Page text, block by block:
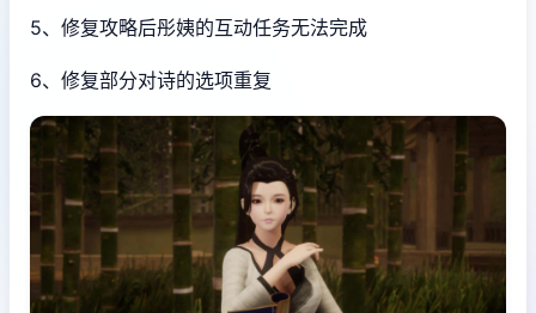
5、修复攻略后彤姨的互动任务无法完成
6、修复部分对诗的选项重复